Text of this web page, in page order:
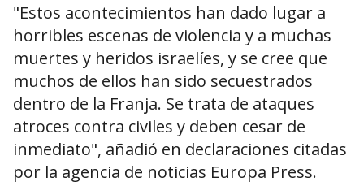
"Estos acontecimientos han dado lugar a
horribles escenas de violencia y a muchas
muertes y heridos israelíes, y se cree que
muchos de ellos han sido secuestrados
dentro de la Franja. Se trata de ataques
atroces contra civiles y deben cesar de
inmediato", añadió en declaraciones citadas
por la agencia de noticias Europa Press.